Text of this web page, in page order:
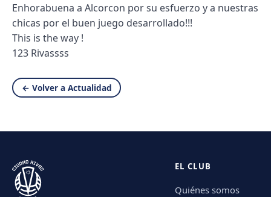
Enhorabuena a Alcorcon por su esfuerzo y a nuestras
chicas por el buen juego desarrollado!!!
This is the way !
123 Rivassss
← Volver a Actualidad
EL CLUB
Quiénes somos